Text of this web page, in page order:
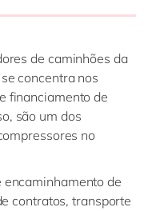
de caminhões da
concentra nos
financiamento de
são um dos
no
de
contratos, transporte